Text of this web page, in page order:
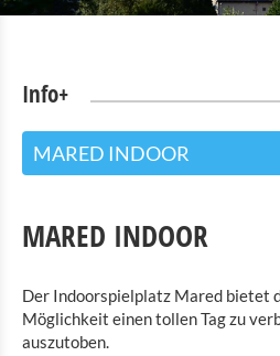
Info+
MARED INDOOR
Sehenswürdigkeiten
Naturpark Our
Kultur & Museen
MARED INDOOR
Der Indoorspielplatz Mared bietet
Möglichkeit einen tollen Tag zu
auszutoben.